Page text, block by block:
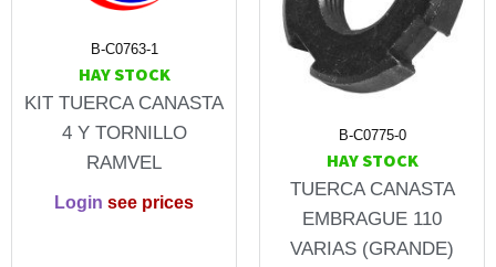
B-C0763-1
HAY STOCK
KIT TUERCA CANASTA
4 Y TORNILLO
RAMVEL
Login see prices
B-C0775-0
HAY STOCK
TUERCA CANASTA
EMBRAGUE 110
VARIAS (GRANDE)